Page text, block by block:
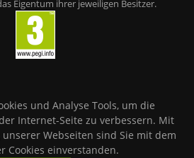
Eigentum ihrer jeweiligen Besitzer.
und Analyse Tools, um die
Internet-Seite zu verbessern. Mit
Webseiten sind Sie mit dem
Cookies einverstanden.